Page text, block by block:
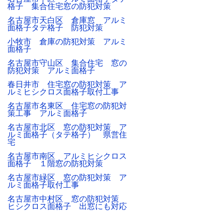
格子 集合住宅窓の防犯対策
名古屋市天白区 倉庫窓 アルミ
面格子タテ格子 防犯対策
小牧市 倉庫の防犯対策 アルミ
面格子
名古屋市守山区 集合住宅 窓の
防犯対策 アルミ面格子
春日井市 住宅窓の防犯対策 ア
ルミヒシクロス面格子取付工事
名古屋市名東区 住宅窓の防犯対
策工事 アルミ面格子
名古屋市北区 窓の防犯対策 ア
ルミ面格子（タテ格子） 県営住
宅
名古屋市南区 アルミヒシクロス
面格子 １階窓の防犯対策
名古屋市緑区 窓の防犯対策 ア
ルミ面格子取付工事
名古屋市中村区 窓の防犯対策
ヒシクロス面格子 出窓にも対応